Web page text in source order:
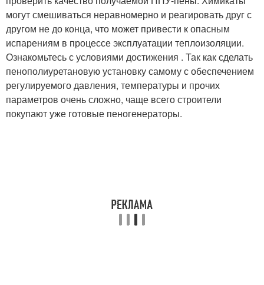
могут смешиваться неравномерно и реагировать друг с
другом не до конца, что может привести к опасным
испарениям в процессе эксплуатации теплоизоляции.
Ознакомьтесь с условиями достижения . Так как сделать
пенополиуретановую установку самому с обеспечением
регулируемого давления, температуры и прочих
параметров очень сложно, чаще всего строители
покупают уже готовые пеногенераторы.